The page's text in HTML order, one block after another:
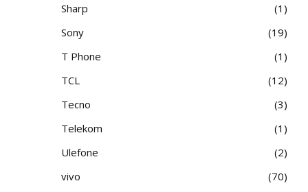
Sharp
1
Sony
19
T Phone
1
TCL
12
Tecno
3
Telekom
1
Ulefone
2
vivo
70